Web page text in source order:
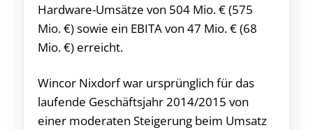
Hardware-Umsätze von 504 Mio. € (575
Mio. €) sowie ein EBITA von 47 Mio. € (68
Mio. €) erreicht.
Wincor Nixdorf war ursprünglich für das
laufende Geschäftsjahr 2014/2015 von
einer moderaten Steigerung beim Umsatz